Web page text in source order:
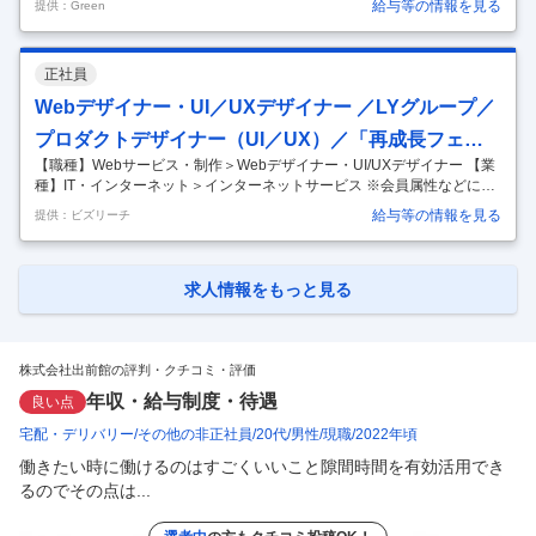
業界のDXを牽引】 仕事内容 大規模QAプロジェクトをリードできる！
テスト自動化の推進など、できることの可能性は無限大！ プロダクトを
一緒に作り上げていける！ 【具体的な業務】 出前館サービスのQA／テ
スト業務をお任せします。 ・プロジェクト／プロダクト品質の向上を目
的としたQA業務の遂行とリーディング ・サービス品質向上を意識した
サービス企画・技術設計へのQAレビュー ・テスト自動化の …
提供：Green 給与等の情報を見る
正社員
Webデザイナー・UI／UXデザイナー ／LYグループ／
プロダクトデザイナー（UI／UX）／「再成長フェー
ズ」の事業グロースをお任せします
【職種】Webサービス・制作＞Webデザイナー・UI/UXデザイナー 【業
種】IT・インターネット＞インターネットサービス ※会員属性などに応
じ、当該求人をビズリーチ上で閲覧された際に内容が異なる場合があり
ます ▍募集背景 2026年3月、出前館は プロダクトで「勝つ」ための組
織改編を行いました。 従来の「企画・デザイン」と「エンジニア」の組
の「コンポーネントごとの最適化」や「ビジネス側からの要望対応」と
提供：ビズリーチ 給与等の情報を見る
求人情報をもっと見る
株式会社出前館の評判・クチコミ・評価
良い点 年収・給与制度・待遇
宅配・デリバリー その他の非正社員 20代 男性 現職 2022年頃
働きたい時に働けるのはすごくいいこと隙間時間を有効活用でき
るのでその点は...